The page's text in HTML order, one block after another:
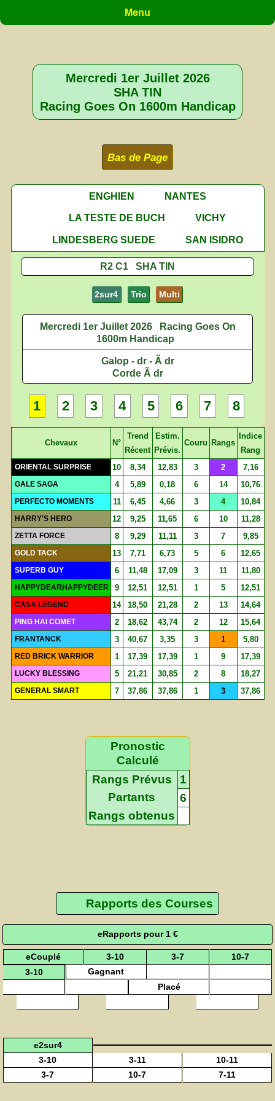
Menu
Mercredi 1er Juillet 2026
SHA TIN
Racing Goes On 1600m Handicap
Bas de Page
ENGHIEN
NANTES
LA TESTE DE BUCH
VICHY
LINDESBERG SUEDE
SAN ISIDRO
R2 C1 SHA TIN
2sur4 Trio Multi
Mercredi 1er Juillet 2026
Racing Goes On
1600m Handicap
Galop - dr - Ã dr
Corde Ã dr
1 2 3 4 5 6 7 8
Chevaux N°
Trend
Récent
Estim.
Prévis.
Couru Rangs
Indice
Rang
ORIENTAL SURPRISE 10 8,34 12,83 3 2 7,16
GALE SAGA 4 5,89 0,18 6 14 10,76
PERFECTO MOMENTS 11 6,45 4,66 3 4 10,84
HARRY'S HERO 12 9,25 11,65 6 10 11,28
ZETTA FORCE 8 9,29 11,11 3 7 9,85
GOLD TACK 13 7,71 6,73 5 6 12,65
SUPERB GUY 6 11,48 17,09 3 11 11,80
HAPPYDEARHAPPYDEER 9 12,51 12,51 1 5 12,51
CASA LEGEND 14 18,50 21,28 2 13 14,64
PING HAI COMET 2 18,62 43,74 2 12 15,64
FRANTANCK 3 40,67 3,35 3 1 5,80
RED BRICK WARRIOR 1 17,39 17,39 1 9 17,39
LUCKY BLESSING 5 21,21 30,85 2 8 18,27
GENERAL SMART 7 37,86 37,86 1 3 37,86
Pronostic
Calculé
Rangs Prévus
1
Partants
6
Rangs obtenus
Rapports des Courses
eRapports pour 1 €
eCouplé 3-10 3-7
10-7
3-10
Gagnant
Placé
e2sur4
3-10
3-11
10-11
3-7
10-7 7-11